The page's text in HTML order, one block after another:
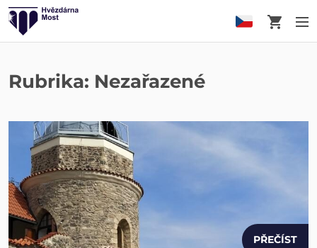
Košík
Rubrika: Nezařazené
PŘEČÍST